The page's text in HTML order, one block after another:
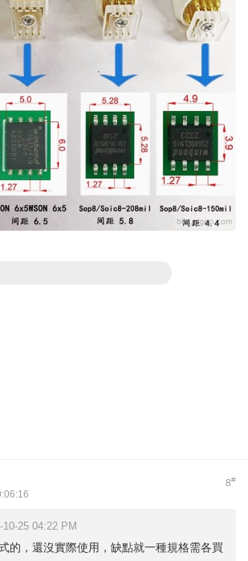
8#
25 04:22 PM
的，還沒實際使用，缺點就一種規格需各買